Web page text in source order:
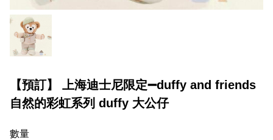
【預訂】 上海迪士尼限定➖duffy and friends
自然的彩虹系列 duffy 大公仔
數量